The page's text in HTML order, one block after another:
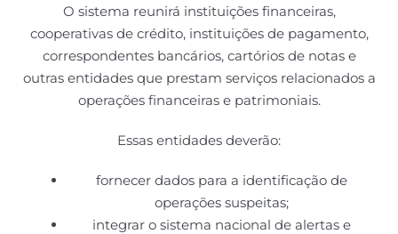
O sistema reunirá instituições financeiras,
cooperativas de crédito, instituições de pagamento,
correspondentes bancários, cartórios de notas e
outras entidades que prestam serviços relacionados a
operações financeiras e patrimoniais.
Essas entidades deverão:
fornecer dados para a identificação de
operações suspeitas;
integrar o sistema nacional de alertas e